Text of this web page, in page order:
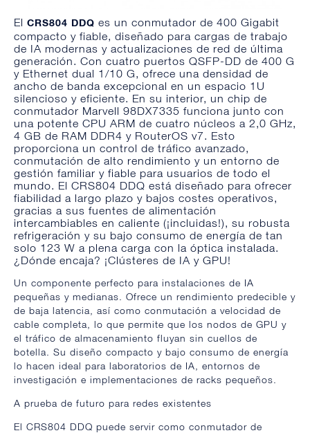
El CRS804 DDQ es un conmutador de 400 Gigabit
compacto y fiable, diseñado para cargas de trabajo
de IA modernas y actualizaciones de red de última
generación. Con cuatro puertos QSFP-DD de 400 G
y Ethernet dual 1/10 G, ofrece una densidad de
ancho de banda excepcional en un espacio 1U
silencioso y eficiente. En su interior, un chip de
conmutador Marvell 98DX7335 funciona junto con
una potente CPU ARM de cuatro núcleos a 2,0 GHz,
4 GB de RAM DDR4 y RouterOS v7. Esto
proporciona un control de tráfico avanzado,
conmutación de alto rendimiento y un entorno de
gestión familiar y fiable para usuarios de todo el
mundo. El CRS804 DDQ está diseñado para ofrecer
fiabilidad a largo plazo y bajos costes operativos,
gracias a sus fuentes de alimentación
intercambiables en caliente (¡incluidas!), su robusta
refrigeración y su bajo consumo de energía de tan
solo 123 W a plena carga con la óptica instalada.
¿Dónde encaja? ¡Clústeres de IA y GPU!
Un componente perfecto para instalaciones de IA
pequeñas y medianas. Ofrece un rendimiento predecible y
de baja latencia, así como conmutación a velocidad de
cable completa, lo que permite que los nodos de GPU y
el tráfico de almacenamiento fluyan sin cuellos de
botella. Su diseño compacto y bajo consumo de energía
lo hacen ideal para laboratorios de IA, entornos de
investigación e implementaciones de racks pequeños.
A prueba de futuro para redes existentes
El CRS804 DDQ puede servir como conmutador de